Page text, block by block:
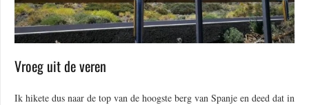
Vroeg uit de veren
Ik hikete dus naar de top van de hoogste berg van Spanje en deed dat in